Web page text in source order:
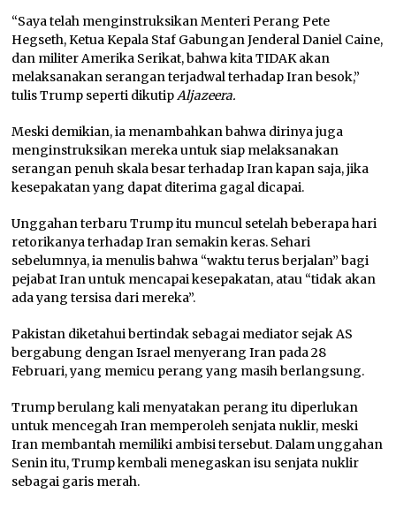
“Saya telah menginstruksikan Menteri Perang Pete
Hegseth, Ketua Kepala Staf Gabungan Jenderal Daniel Caine,
dan militer Amerika Serikat, bahwa kita TIDAK akan
melaksanakan serangan terjadwal terhadap Iran besok,”
tulis Trump seperti dikutipAljazeera.
Meski demikian, ia menambahkan bahwa dirinya juga
menginstruksikan mereka untuk siap melaksanakan
serangan penuh skala besar terhadap Iran kapan saja, jika
kesepakatan yang dapat diterima gagal dicapai.
Unggahan terbaru Trump itu muncul setelah beberapa hari
retorikanya terhadap Iran semakin keras. Sehari
sebelumnya, ia menulis bahwa “waktu terus berjalan” bagi
pejabat Iran untuk mencapai kesepakatan, atau “tidak akan
ada yang tersisa dari mereka”.
Pakistan diketahui bertindak sebagai mediator sejak AS
bergabung dengan Israel menyerang Iran pada 28
Februari, yang memicu perang yang masih berlangsung.
Trump berulang kali menyatakan perang itu diperlukan
untuk mencegah Iran memperoleh senjata nuklir, meski
Iran membantah memiliki ambisi tersebut. Dalam unggahan
Senin itu, Trump kembali menegaskan isu senjata nuklir
sebagai garis merah.